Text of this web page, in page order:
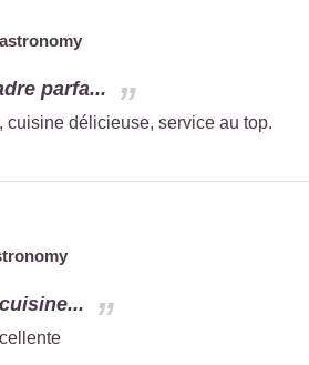
parfa...
délicieuse, service au top.